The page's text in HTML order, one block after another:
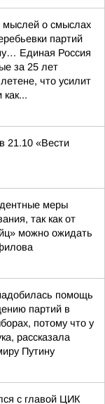
о смыслах
партий
Единая Россия
за 25 лет
что усилит
как...
21.10 «Вести
меры
так как от
можно ожидать
помощь
партий в
потому что у
рассказала
Путину
с главой ЦИК